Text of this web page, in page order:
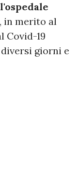
, in merito al
Covid-19
giorni e